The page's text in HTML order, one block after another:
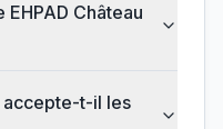
Château
accepte-t-il les